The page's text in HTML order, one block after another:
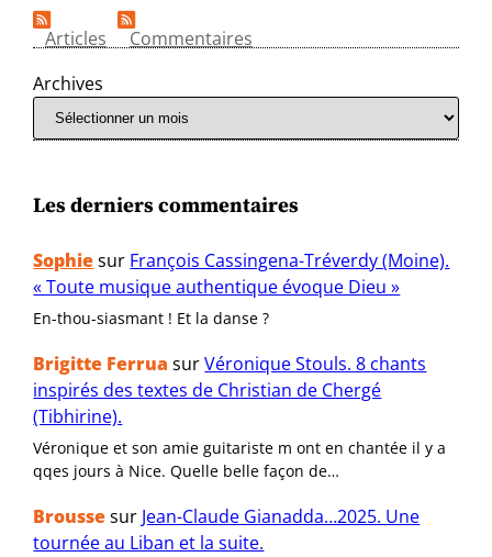
Articles
Commentaires
Archives
Les derniers commentaires
Sophiesur François Cassingena-Tréverdy (Moine).
« Toute musique authentique évoque Dieu »
En-thou-siasmant ! Et la danse ?
Brigitte Ferrua surVéronique Stouls. 8 chants
inspirés des textes de Christian de Chergé
(Tibhirine).
Véronique et son amie guitariste m ont en chantée il y a
qqes jours à Nice. Quelle belle façon de…
Broussesur Jean-Claude Gianadda…2025. Une
tournée au Liban et la suite.